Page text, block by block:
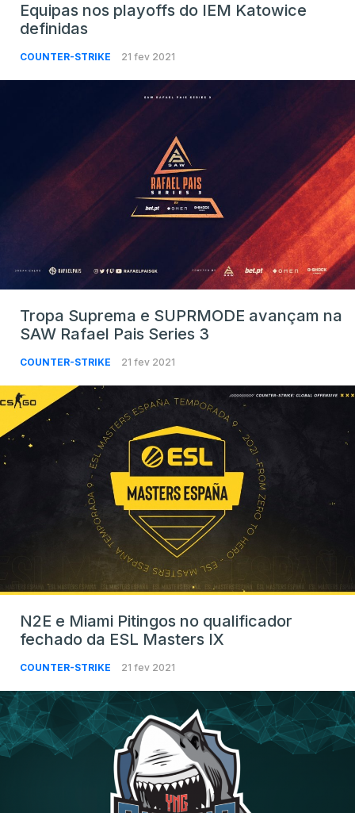
Equipas nos playoffs do IEM Katowice
definidas
COUNTER-STRIKE 21 fev 2021
Tropa Suprema e SUPRMODE avançam na
SAW Rafael Pais Series 3
COUNTER-STRIKE 21 fev 2021
N2E e Miami Pitingos no qualificador
fechado da ESL Masters IX
COUNTER-STRIKE 21 fev 2021